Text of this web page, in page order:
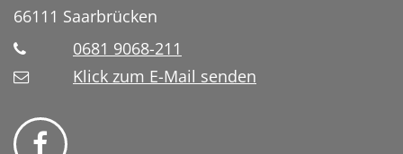
66111 Saarbrücken
0681 9068-211
Klick zum E-Mail senden